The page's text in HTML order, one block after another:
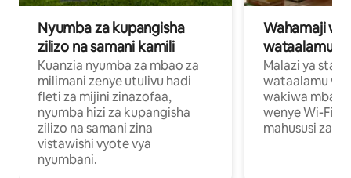
Nyumba za kupangisha
zilizo na samani kamili
Kuanzia nyumba za mbao za
milimani zenye utulivu hadi
fleti za mijini zinazofaa,
nyumba hizi za kupangisha
zilizo na samani zina
vistawishi vyote vya
nyumbani.
Wahamaji
wataalamu
Malazi ya
wataalamu
wakiwa mbali
wenye Wi-Fi
mahususi za